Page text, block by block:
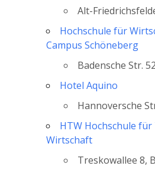
Alt-
Hochschule für
Campus Schöneberg
Badensche Str.
Hotel Aquino
Hannoversche
HTW Hochschule
Wirtschaft
Treskowallee 8,